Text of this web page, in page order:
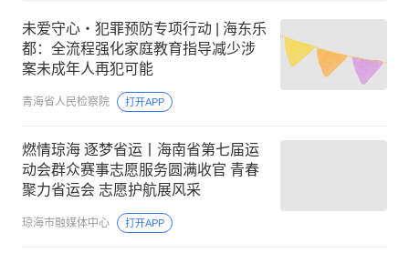
未爱守心・犯罪预防专项行动 | 海东乐
都：全流程强化家庭教育指导减少涉
案未成年人再犯可能
青海省人民检察院 打开APP
燃情琼海 逐梦省运丨海南省第七届运
动会群众赛事志愿服务圆满收官 青春
聚力省运会 志愿护航展风采
琼海市融媒体中心 打开APP